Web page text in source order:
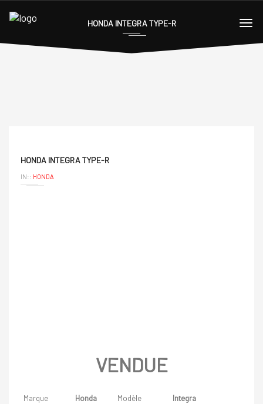
HONDA INTEGRA TYPE-R
HONDA INTEGRA TYPE-R
IN:: HONDA
VENDUE
Marque Honda Modèle
Integra